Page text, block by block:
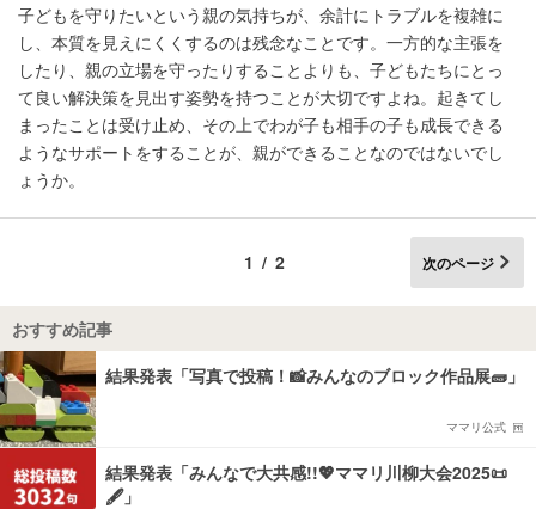
子どもを守りたいという親の気持ちが、余計にトラブルを複雑に
し、本質を見えにくくするのは残念なことです。一方的な主張を
したり、親の立場を守ったりすることよりも、子どもたちにとっ
て良い解決策を見出す姿勢を持つことが大切ですよね。起きてし
まったことは受け止め、その上でわが子も相手の子も成長できる
ようなサポートをすることが、親ができることなのではないでし
ょうか。
1/2 次のページ
おすすめ記事
結果発表「写真で投稿！📸みんなのブロック作品展🧱」
ママリ公式
結果発表「みんなで大共感!!💖ママリ川柳大会2025📜
🖋️」